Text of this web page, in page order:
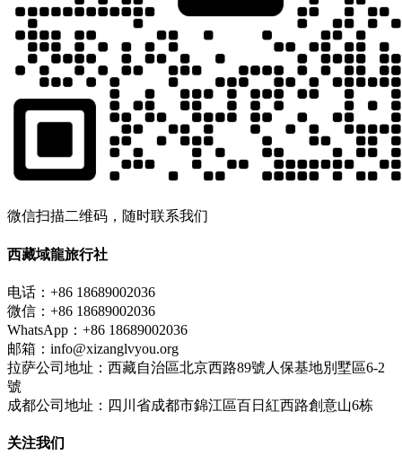
微信扫描二维码，随时联系我们
西藏域龍旅行社
电话：+86 18689002036
微信：+86 18689002036
WhatsApp：+86 18689002036
邮箱：info@xizanglvyou.org
拉萨公司地址：西藏自治區北京西路89號人保基地別墅區6-2
號
成都公司地址：四川省成都市錦江區百日紅西路創意山6栋
关注我们